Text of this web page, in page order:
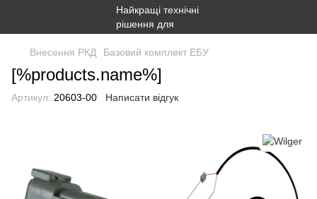
Внесення РКД Базовий комплект ЕБУ
[%products.name%]
Артикул: 20603-00 Написати відгук